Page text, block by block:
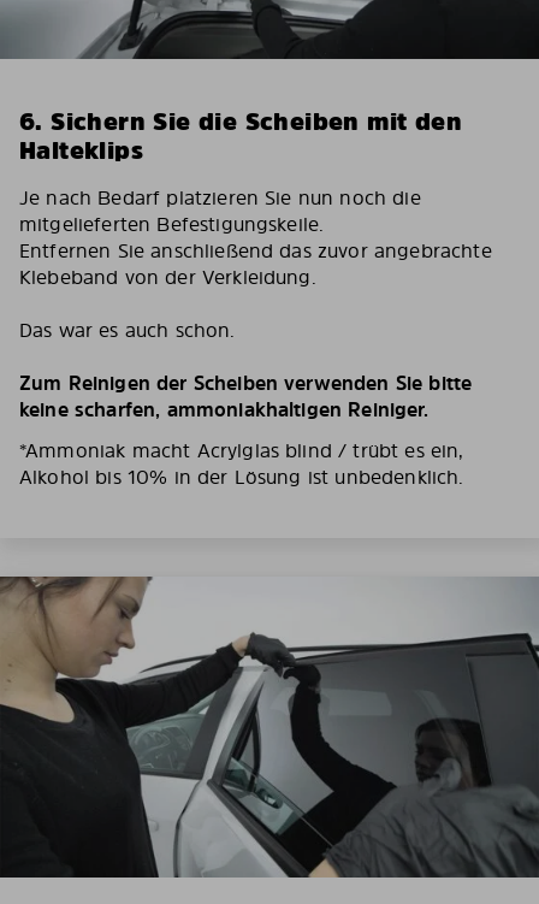
6. Sichern Sie die Scheiben mit den
Halteklips
Je nach Bedarf platzieren Sie nun noch die
mitgelieferten Befestigungskeile.
Entfernen Sie anschließend das zuvor angebrachte
Klebeband von der Verkleidung.
Das war es auch schon.
Zum Reinigen der Scheiben verwenden Sie bitte
keine scharfen, ammoniakhaltigen Reiniger.
*Ammoniak macht Acrylglas blind / trübt es ein,
Alkohol bis 10% in der Lösung ist unbedenklich.